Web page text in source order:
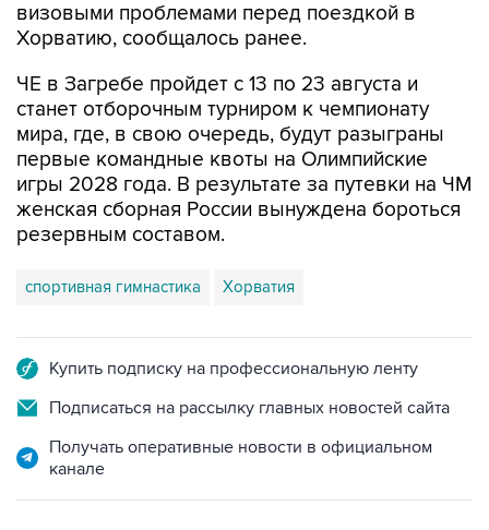
визовыми проблемами перед поездкой в
Хорватию, сообщалось ранее.
ЧЕ в Загребе пройдет с 13 по 23 августа и
станет отборочным турниром к чемпионату
мира, где, в свою очередь, будут разыграны
первые командные квоты на Олимпийские
игры 2028 года. В результате за путевки на ЧМ
женская сборная России вынуждена бороться
резервным составом.
спортивная гимнастика Хорватия
Купить подписку на профессиональную ленту
Подписаться на рассылку главных новостей сайта
Получать оперативные новости в официальном
канале